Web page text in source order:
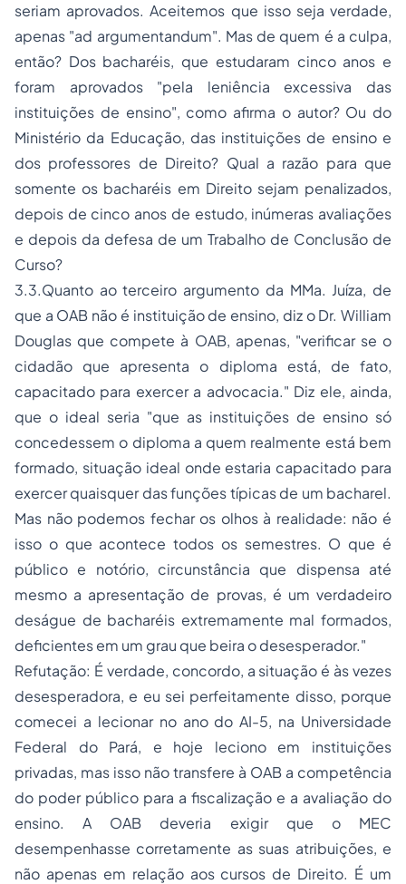
seriam aprovados. Aceitemos que isso seja verdade,
apenas "ad argumentandum". Mas de quem é a culpa,
então? Dos bacharéis, que estudaram cinco anos e
foram aprovados "pela leniência excessiva das
instituições de ensino", como afirma o autor? Ou do
Ministério da Educação, das instituições de ensino e
dos professores de Direito? Qual a razão para que
somente os bacharéis em Direito sejam penalizados,
depois de cinco anos de estudo, inúmeras avaliações
e depois da defesa de um Trabalho de Conclusão de
Curso?
3.3.Quanto ao terceiro argumento da MMa. Juíza, de
que a OAB não é instituição de ensino, diz o Dr. William
Douglas que compete à OAB, apenas, "verificar se o
cidadão que apresenta o diploma está, de fato,
capacitado para exercer a advocacia." Diz ele, ainda,
que o ideal seria "que as instituições de ensino só
concedessem o diploma a quem realmente está bem
formado, situação ideal onde estaria capacitado para
exercer quaisquer das funções típicas de um bacharel.
Mas não podemos fechar os olhos à realidade: não é
isso o que acontece todos os semestres. O que é
público e notório, circunstância que dispensa até
mesmo a apresentação de provas, é um verdadeiro
deságue de bacharéis extremamente mal formados,
deficientes em um grau que beira o desesperador."
Refutação: É verdade, concordo, a situação é às vezes
desesperadora, e eu sei perfeitamente disso, porque
comecei a lecionar no ano do AI-5, na Universidade
Federal do Pará, e hoje leciono em instituições
privadas, mas isso não transfere à OAB a competência
do poder público para a fiscalização e a avaliação do
ensino. A OAB deveria exigir que o MEC
desempenhasse corretamente as suas atribuições, e
não apenas em relação aos cursos de Direito. É um